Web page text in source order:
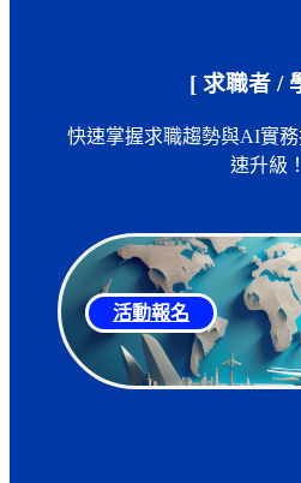
[ 求職者 /
快速掌握求職趨勢與AI實
速升級！
活動報名